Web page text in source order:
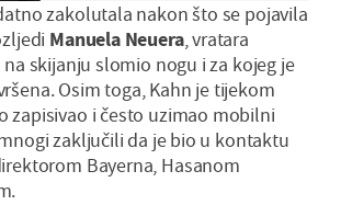
zakolutala nakon što se pojavila
Manuela Neuera, vratara
skijanju slomio nogu i za kojeg je
Osim toga, Kahn je tijekom
zapisivao i često uzimao mobilni
zaključili da je bio u kontaktu
Bayerna, Hasanom